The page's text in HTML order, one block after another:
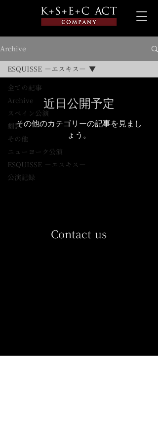
Archive
全ての記事
Archive
スペイン公演
劇評
その他
ニューヨーク公演
ESQUISSE －エスキス－
公演記録
ESQUISSE －エスキス－
近日公開予定
その他のカテゴリーの記事を見まし
ょう。
Contact us